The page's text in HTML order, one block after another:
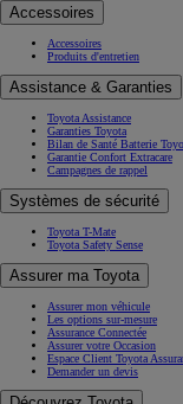
Accessoires
Accessoires
Produits d'entretien
Assistance & Garanties
Toyota Assistance
Garanties Toyota
Bilan de Santé Batterie
Garantie Confort Extracare
Campagnes de rappel
Systèmes de sécurité
Toyota T-Mate
Toyota Safety Sense
Assurer ma Toyota
Assurer mon véhicule
Les options sur-mesure
Assurance Connectée
Assurer votre Occasion
Espace Client Toyota
Demander un devis